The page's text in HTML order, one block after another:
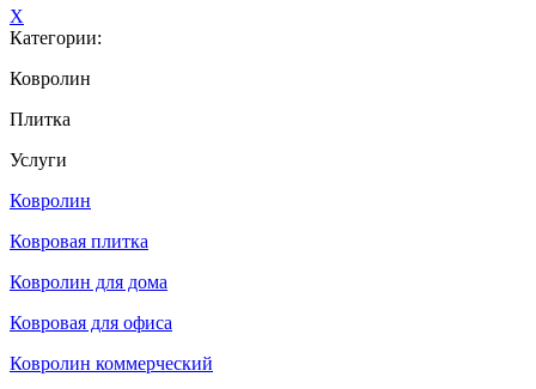
X
Категории:
Ковролин
Плитка
Услуги
Ковролин
Ковровая плитка
Ковролин для дома
Ковровая для офиса
Ковролин коммерческий